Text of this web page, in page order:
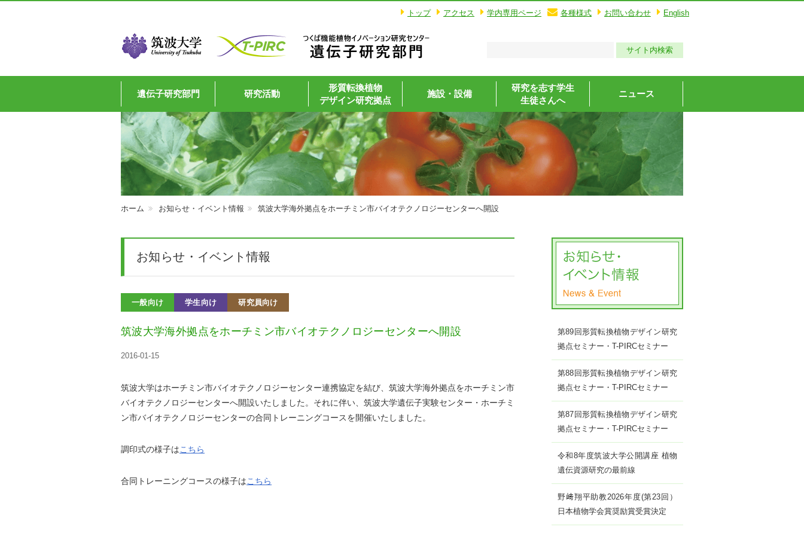
トップ アクセス 学内専用ページ 各種様式 お問い合わせ English
遺伝子研究部門 研究活動
形質転換植物
デザイン研究拠点
施設・設備
研究を志す学生
生徒さんへ
ニュース
ホーム お知らせ・イベント情報 筑波大学海外拠点をホーチミン市バイオテクノロジーセンターへ開設
お知らせ・イベント情報
一般向け 学生向け 研究員向け
筑波大学海外拠点をホーチミン市バイオテクノロジーセンターへ開設
2016-01-15
筑波大学はホーチミン市バイオテクノロジーセンター連携協定を結び、筑波大学海外拠点をホーチミン市
バイオテクノロジーセンターへ開設いたしました。それに伴い、筑波大学遺伝子実験センター・ホーチミ
ン市バイオテクノロジーセンターの合同トレーニングコースを開催いたしました。
調印式の様子はこちら
合同トレーニングコースの様子はこちら
第89回形質転換植物デザイン研究
拠点セミナー・T-PIRCセミナー
第88回形質転換植物デザイン研究
拠点セミナー・T-PIRCセミナー
第87回形質転換植物デザイン研究
拠点セミナー・T-PIRCセミナー
令和8年度筑波大学公開講座 植物
遺伝資源研究の最前線
野﨑翔平助教2026年度(第23回）
日本植物学会賞奨励賞受賞決定